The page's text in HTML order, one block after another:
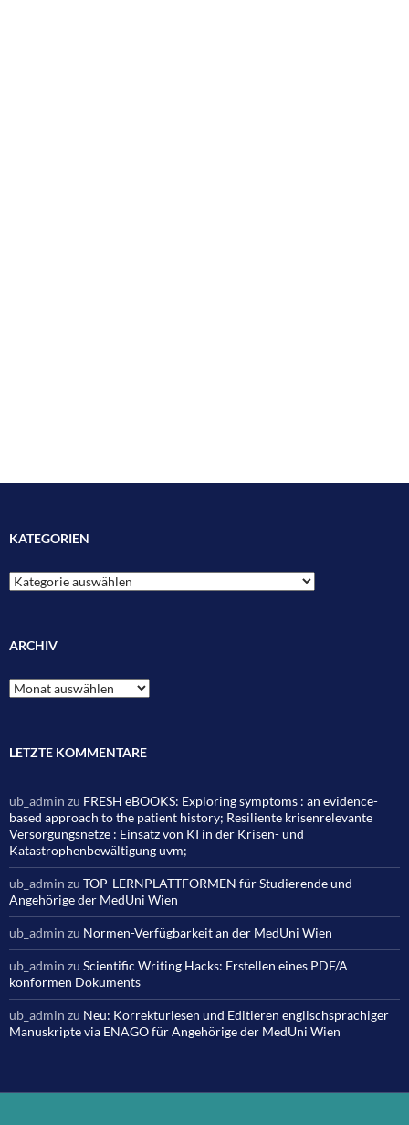
KATEGORIEN
Kategorien
ARCHIV
Archiv
LETZTE KOMMENTARE
ub_admin zu FRESH eBOOKS: Exploring symptoms : an evidence-
based approach to the patient history; Resiliente krisenrelevante
Versorgungsnetze : Einsatz von KI in der Krisen- und
Katastrophenbewältigung uvm;
ub_admin zu TOP-LERNPLATTFORMEN für Studierende und
Angehörige der MedUni Wien
ub_admin zu Normen-Verfügbarkeit an der MedUni Wien
ub_admin zu Scientific Writing Hacks: Erstellen eines PDF/A
konformen Dokuments
ub_admin zu Neu: Korrekturlesen und Editieren englischsprachiger
Manuskripte via ENAGO für Angehörige der MedUni Wien